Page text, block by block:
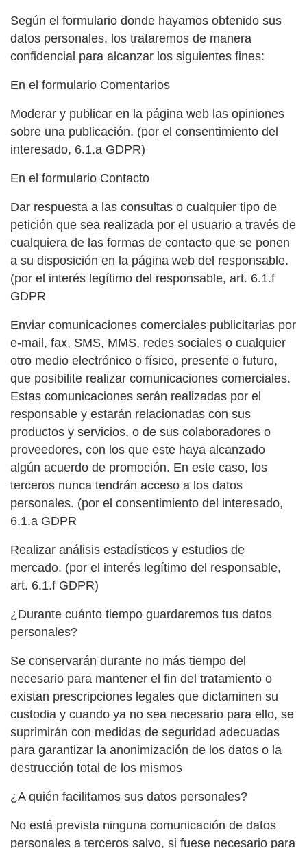
Según el formulario donde hayamos obtenido sus
datos personales, los trataremos de manera
confidencial para alcanzar los siguientes fines:
En el formulario Comentarios
Moderar y publicar en la página web las opiniones
sobre una publicación. (por el consentimiento del
interesado, 6.1.a GDPR)
En el formulario Contacto
Dar respuesta a las consultas o cualquier tipo de
petición que sea realizada por el usuario a través de
cualquiera de las formas de contacto que se ponen
a su disposición en la página web del responsable.
(por el interés legítimo del responsable, art. 6.1.f
GDPR
Enviar comunicaciones comerciales publicitarias por
e-mail, fax, SMS, MMS, redes sociales o cualquier
otro medio electrónico o físico, presente o futuro,
que posibilite realizar comunicaciones comerciales.
Estas comunicaciones serán realizadas por el
responsable y estarán relacionadas con sus
productos y servicios, o de sus colaboradores o
proveedores, con los que este haya alcanzado
algún acuerdo de promoción. En este caso, los
terceros nunca tendrán acceso a los datos
personales. (por el consentimiento del interesado,
6.1.a GDPR
Realizar análisis estadísticos y estudios de
mercado. (por el interés legítimo del responsable,
art. 6.1.f GDPR)
¿Durante cuánto tiempo guardaremos tus datos
personales?
Se conservarán durante no más tiempo del
necesario para mantener el fin del tratamiento o
existan prescripciones legales que dictaminen su
custodia y cuando ya no sea necesario para ello, se
suprimirán con medidas de seguridad adecuadas
para garantizar la anonimización de los datos o la
destrucción total de los mismos
¿A quién facilitamos sus datos personales?
No está prevista ninguna comunicación de datos
personales a terceros salvo, si fuese necesario para